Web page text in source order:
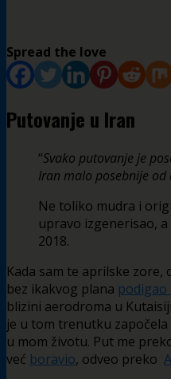
Spread the love
Putovanje u Iran
“Svako putovanje je
Iran malo posebnije od
Ne toliko mudra i
upravo izgenerisao,
2018.
Kada sam te aprilske
bez ikakvog plana
blizini aerodroma u
je u tom trenutku
u mom životu. Put me
već boravio, odveo preko